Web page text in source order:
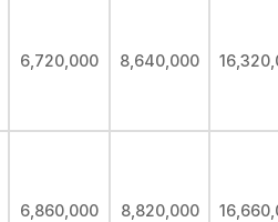
6,720,000 8,640,000
6,860,000 8,820,000